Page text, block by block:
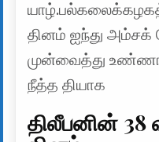
தினம் ஐந்து
முன்வைத்து
நீத்த தியாக
திலீபனின் 38